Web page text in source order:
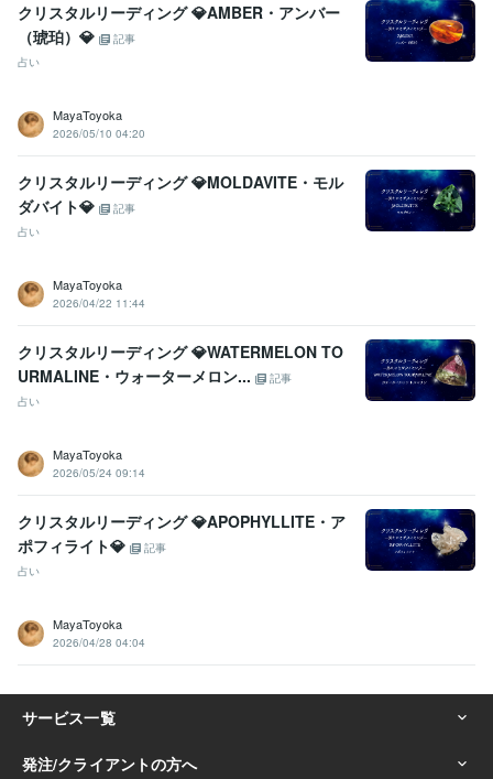
クリスタルリーディング 💎AMBER・アンバー
（琥珀）💎
記事
占い
MayaToyoka
2026/05/10 04:20
クリスタルリーディング 💎MOLDAVITE・モル
ダバイト💎
記事
占い
MayaToyoka
2026/04/22 11:44
クリスタルリーディング 💎WATERMELON TO
URMALINE・ウォーターメロン...
記事
占い
MayaToyoka
2026/05/24 09:14
クリスタルリーディング 💎APOPHYLLITE・ア
ポフィライト💎
記事
占い
MayaToyoka
2026/04/28 04:04